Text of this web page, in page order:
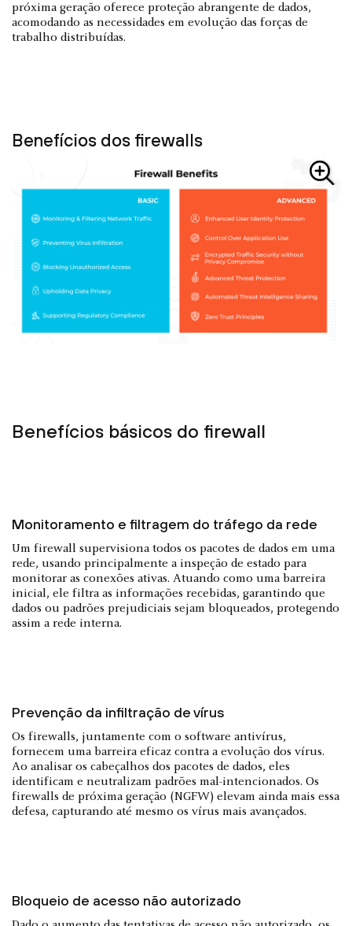
próxima geração oferece proteção abrangente de dados,
acomodando as necessidades em evolução das forças de
trabalho distribuídas.
Benefícios dos firewalls
Benefícios básicos do firewall
Monitoramento e filtragem do tráfego da rede
Um firewall supervisiona todos os pacotes de dados em uma
rede, usando principalmente a inspeção de estado para
monitorar as conexões ativas. Atuando como uma barreira
inicial, ele filtra as informações recebidas, garantindo que
dados ou padrões prejudiciais sejam bloqueados, protegendo
assim a rede interna.
Prevenção da infiltração de vírus
Os firewalls, juntamente com o software antivírus,
fornecem uma barreira eficaz contra a evolução dos vírus.
Ao analisar os cabeçalhos dos pacotes de dados, eles
identificam e neutralizam padrões mal-intencionados. Os
firewalls de próxima geração (NGFW) elevam ainda mais essa
defesa, capturando até mesmo os vírus mais avançados.
Bloqueio de acesso não autorizado